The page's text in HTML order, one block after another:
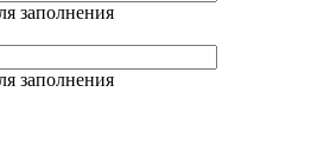
заполнения
заполнения